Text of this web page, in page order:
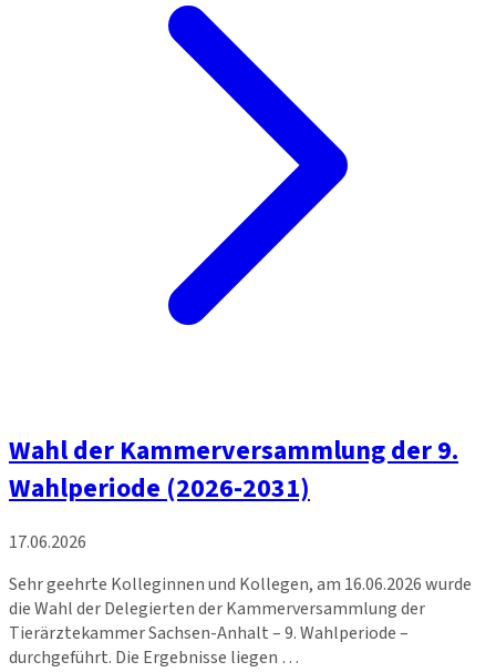
Wahl der Kammerversammlung der 9.
Wahlperiode (2026-2031)
17.06.2026
Sehr geehrte Kolleginnen und Kollegen, am 16.06.2026 wurde
die Wahl der Delegierten der Kammerversammlung der
Tierärztekammer Sachsen-Anhalt – 9. Wahlperiode –
durchgeführt. Die Ergebnisse liegen …